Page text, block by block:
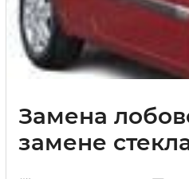
Замена
замене